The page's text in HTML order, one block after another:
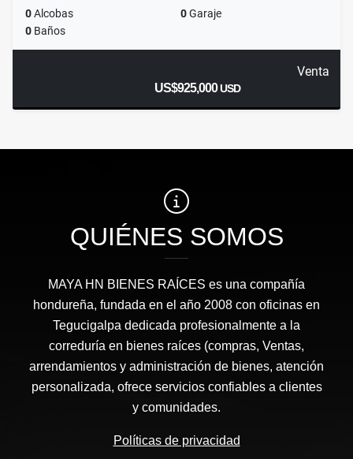
0Alcobas 0Garaje
0 Baños
Venta
US$925,000USD
QUIÉNES SOMOS
MAYA HN BIENES RAÍCES​ es una compañía
hondureña, fundada en el año 2008 con oficinas en
Tegucigalpa dedicada profesionalmente a la
correduría en bienes raíces (compras, Ventas,
arrendamientos y administración de bienes, atención
personalizada, ofrece servicios confiables a clientes
y comunidades.
Políticas de privacidad